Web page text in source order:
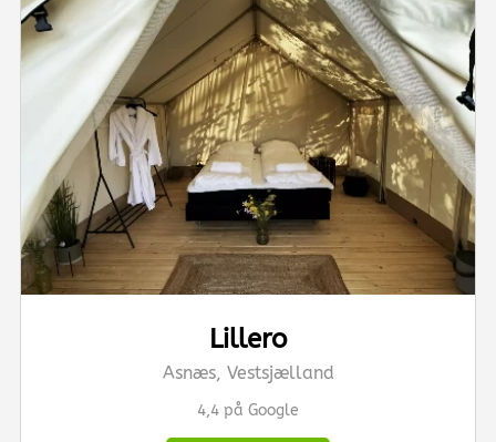
Lillero
Asnæs, Vestsjælland
4,4 på Google